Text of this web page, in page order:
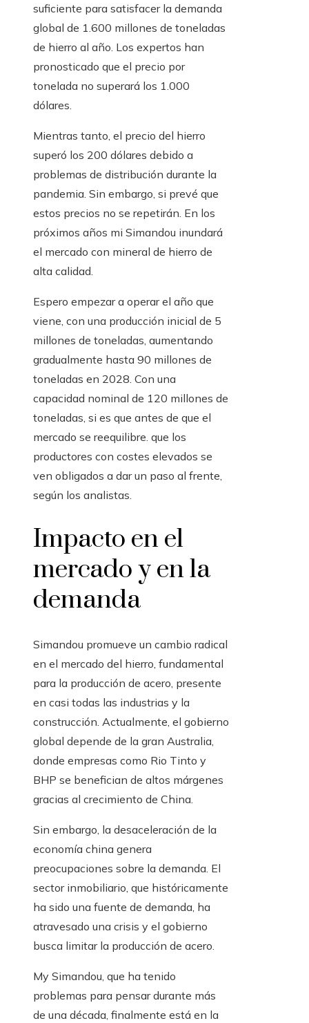
suficiente para satisfacer la demanda
global de 1.600 millones de toneladas
de hierro al año. Los expertos han
pronosticado que el precio por
tonelada no superará los 1.000
dólares.
Mientras tanto, el precio del hierro
superó los 200 dólares debido a
problemas de distribución durante la
pandemia. Sin embargo, si prevé que
estos precios no se repetirán. En los
próximos años mi Simandou inundará
el mercado con mineral de hierro de
alta calidad.
Espero empezar a operar el año que
viene, con una producción inicial de 5
millones de toneladas, aumentando
gradualmente hasta 90 millones de
toneladas en 2028. Con una
capacidad nominal de 120 millones de
toneladas, si es que antes de que el
mercado se reequilibre. que los
productores con costes elevados se
ven obligados a dar un paso al frente,
según los analistas.
Impacto en el
mercado y en la
demanda
Simandou promueve un cambio radical
en el mercado del hierro, fundamental
para la producción de acero, presente
en casi todas las industrias y la
construcción. Actualmente, el gobierno
global depende de la gran Australia,
donde empresas como Rio Tinto y
BHP se benefician de altos márgenes
gracias al crecimiento de China.
Sin embargo, la desaceleración de la
economía china genera
preocupaciones sobre la demanda. El
sector inmobiliario, que históricamente
ha sido una fuente de demanda, ha
atravesado una crisis y el gobierno
busca limitar la producción de acero.
My Simandou, que ha tenido
problemas para pensar durante más
de una década, finalmente está en la